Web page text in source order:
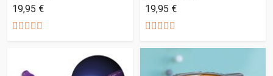
19,95 € 19,95 €